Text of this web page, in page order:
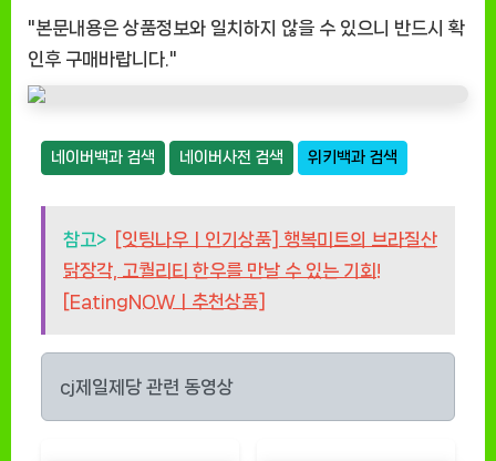
"본문내용은 상품정보와 일치하지 않을 수 있으니 반드시 확
인후 구매바랍니다."
네이버백과 검색 네이버사전 검색 위키백과 검색
참고>
[잇팅나우ㅣ인기상품] 행복미트의 브라질산
닭장각, 고퀄리티 한우를 만날 수 있는 기회!
[EatingNOWㅣ추천상품]
cj제일제당 관련 동영상